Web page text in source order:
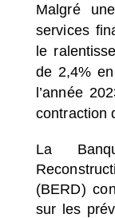
Malgré
services
le
de 2,4%
l’année
contraction
La
(BERD)
sur les